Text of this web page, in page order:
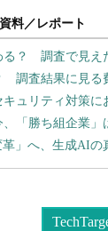
料／レポート
る？ 調査で見え
調査結果に見る
ュリティ対策に
「勝ち組企業」
革」へ、生成AI